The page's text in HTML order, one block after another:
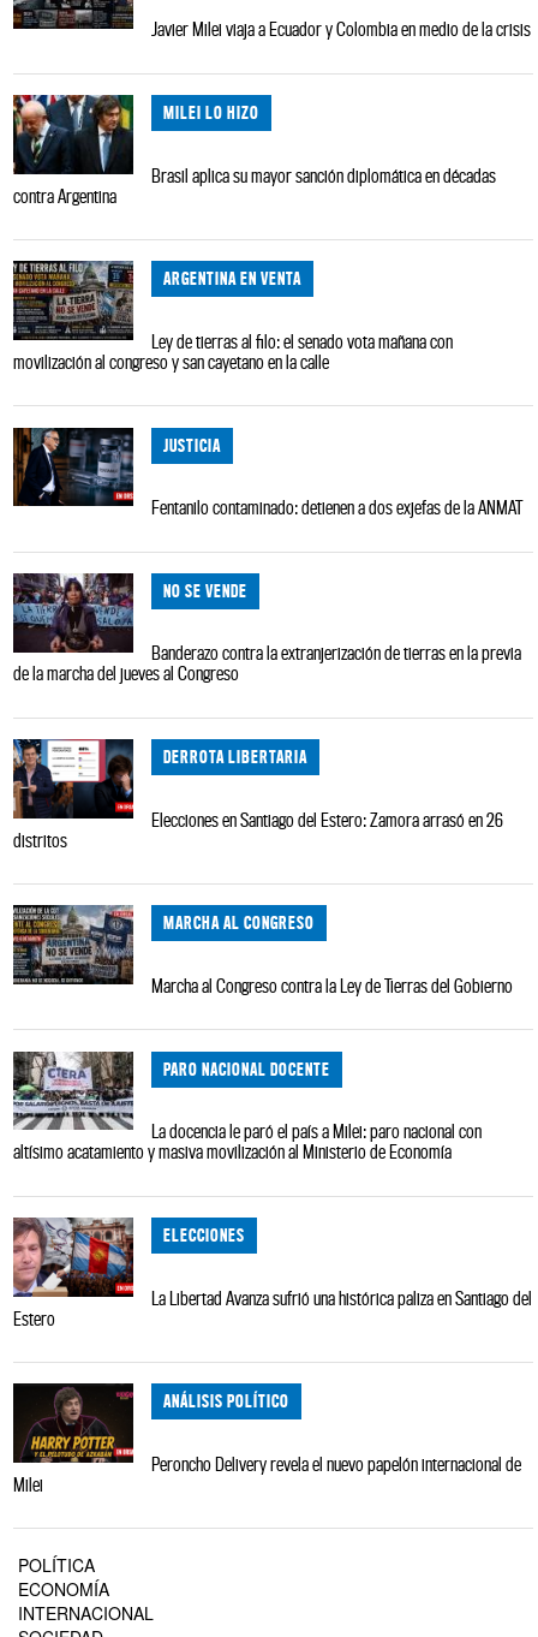
Javier Milei viaja a Ecuador y Colombia en medio de la crisis
MILEI LO HIZO
Brasil aplica su mayor sanción diplomática en décadas
contra Argentina
ARGENTINA EN VENTA
Ley de tierras al filo: el senado vota mañana con
movilización al congreso y san cayetano en la calle
JUSTICIA
Fentanilo contaminado: detienen a dos exjefas de la ANMAT
NO SE VENDE
Banderazo contra la extranjerización de tierras en la previa
de la marcha del jueves al Congreso
DERROTA LIBERTARIA
Elecciones en Santiago del Estero: Zamora arrasó en 26
distritos
MARCHA AL CONGRESO
Marcha al Congreso contra la Ley de Tierras del Gobierno
PARO NACIONAL DOCENTE
La docencia le paró el país a Milei: paro nacional con
altísimo acatamiento y masiva movilización al Ministerio de Economía
ELECCIONES
La Libertad Avanza sufrió una histórica paliza en Santiago del
Estero
ANÁLISIS POLÍTICO
Peroncho Delivery revela el nuevo papelón internacional de
Milei
POLÍTICA
ECONOMÍA
INTERNACIONAL